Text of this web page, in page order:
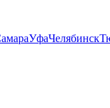
УфаЧелябинск